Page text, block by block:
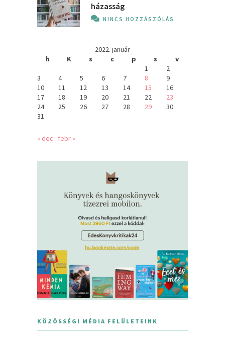
házasság
NINCS HOZZÁSZÓLÁS
2022. január
h
K s c p s
v
1
2
3
4 5 6 7 8
9
10
11 12 13 14 15
16
17
18 19 20 21 22
23
24
25 26 27 28 29
30
31
« dec febr »
KÖZÖSSÉGI MÉDIA FELÜLETEINK